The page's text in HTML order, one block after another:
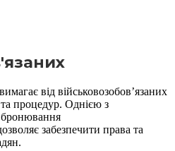
від військовозобов’язаних
процедур. Однією з
забезпечити права та